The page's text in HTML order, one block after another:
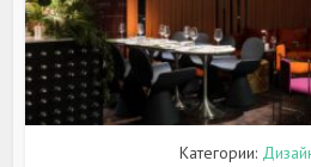
Категории: